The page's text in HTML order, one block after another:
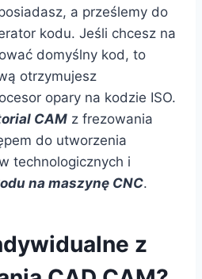
a prześlemy do
kodu. Jeśli chcesz na
domyślny kod, to
otrzymujesz
opary na kodzie ISO.
CAM z frezowania
do utworzenia
technologicznych i
na maszynę CNC.
z